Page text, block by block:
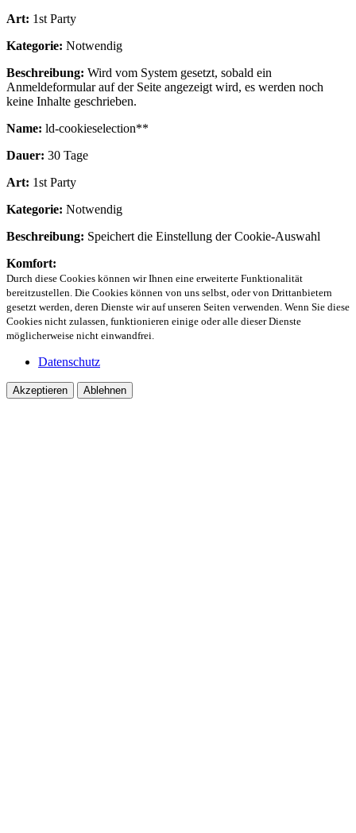
Art: 1st Party
Kategorie: Notwendig
Beschreibung: Wird vom System gesetzt, sobald ein
Anmeldeformular auf der Seite angezeigt wird, es werden noch
keine Inhalte geschrieben.
Name: ld-cookieselection**
Dauer: 30 Tage
Art: 1st Party
Kategorie: Notwendig
Beschreibung: Speichert die Einstellung der Cookie-Auswahl
Komfort:
Durch diese Cookies können wir Ihnen eine erweiterte Funktionalität
bereitzustellen. Die Cookies können von uns selbst, oder von Drittanbietern
gesetzt werden, deren Dienste wir auf unseren Seiten verwenden. Wenn Sie diese
Cookies nicht zulassen, funktionieren einige oder alle dieser Dienste
möglicherweise nicht einwandfrei.
Datenschutz
Akzeptieren Ablehnen